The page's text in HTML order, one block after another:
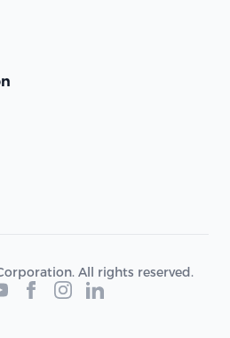
All rights reserved.